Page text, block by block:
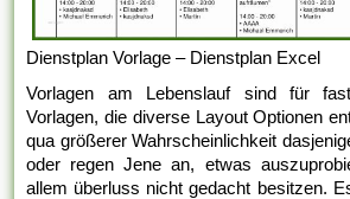
Dienstplan Vorlage – Dienstplan Excel
Vorlagen am Lebenslauf sind für
Vorlagen, die diverse Layout Optionen
qua größerer Wahrscheinlichkeit
oder regen Jene an, etwas
allem überluss nicht gedacht besitzen.